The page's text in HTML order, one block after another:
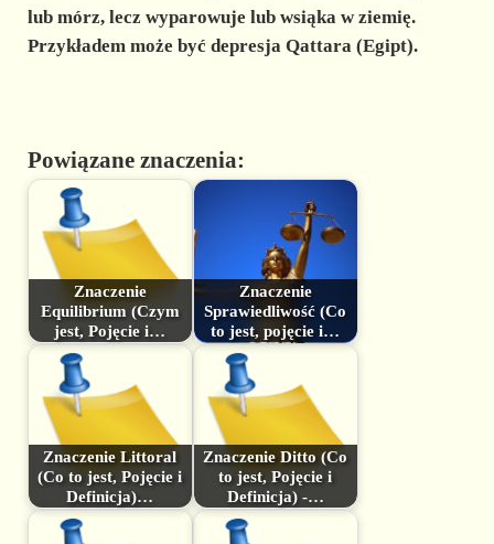
lub mórz, lecz wyparowuje lub wsiąka w ziemię.
Przykładem może być depresja Qattara (Egipt).
Powiązane znaczenia:
Znaczenie
Equilibrium (Czym
jest, Pojęcie i…
Znaczenie
Sprawiedliwość (Co
to jest, pojęcie i…
Znaczenie Littoral
(Co to jest, Pojęcie i
Definicja)…
Znaczenie Ditto (Co
to jest, Pojęcie i
Definicja) -…